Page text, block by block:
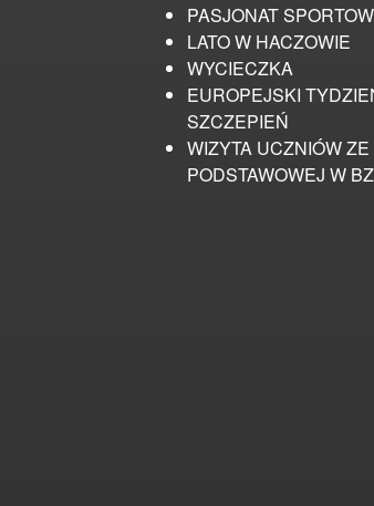
PASJONAT
LATO W HACZOWIE
WYCIECZKA
EUROPEJSKI
SZCZEPIEŃ
WIZYTA UCZNIÓW
PODSTAWOWEJ W